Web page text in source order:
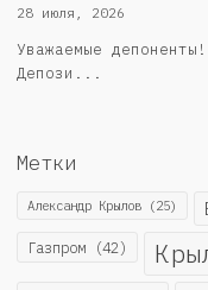
28 июля, 2026
Уважаемые
Депози...
Метки
Александр Крылов (25)
Газпром (42)